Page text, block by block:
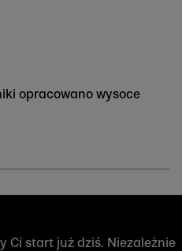
opracowano wysoce
Ci start już dziś. Niezależnie